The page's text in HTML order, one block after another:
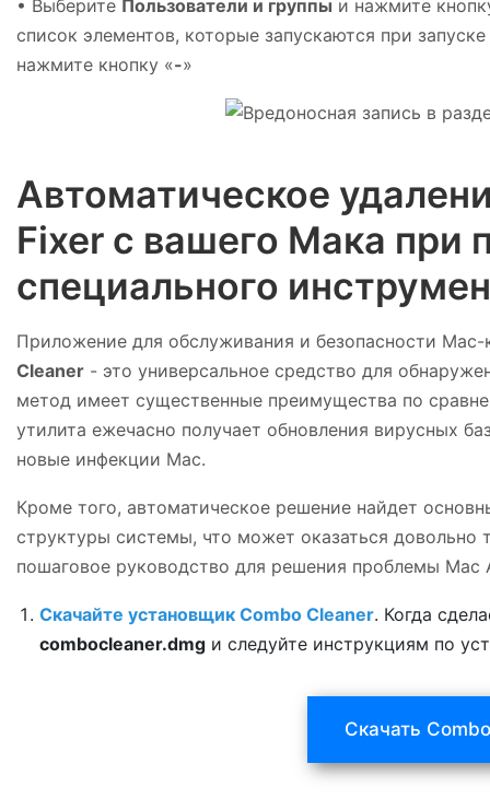
• Выберите Пользователи и группы и нажмите
список элементов, которые запускаются при
нажмите кнопку «-»
Автоматическое
Fixer с вашего Мака при
специального
Приложение для обслуживания и безопасности
Cleaner - это универсальное средство для
метод имеет существенные преимущества по
утилита ежечасно получает обновления вирусных
новые инфекции Mac.
Кроме того, автоматическое решение найдет
структуры системы, что может оказаться
пошаговое руководство для решения проблемы
Скачайте установщик Combo Cleaner. Когда
combocleaner.dmg и следуйте инструкциям по
Скачать